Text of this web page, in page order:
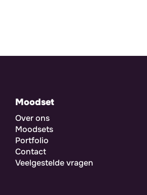
Moodset
Over ons
Moodsets
Portfolio
Contact
Veelgestelde vragen